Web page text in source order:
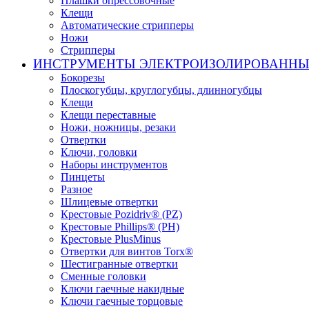
Клещи
Автоматические стрипперы
Ножи
Стрипперы
ИНСТРУМЕНТЫ
Бокорезы
Плоскогубцы, круглогубцы, длинногубцы
Клещи
Клещи переставные
Ножи, ножницы, резаки
Отвертки
Ключи, головки
Наборы инструментов
Пинцеты
Разное
Шлицевые отвертки
Крестовые Pozidriv® (PZ)
Крестовые Phillips® (PH)
Крестовые PlusMinus
Отвертки для винтов Torx®
Шестигранные отвертки
Сменные головки
Ключи гаечные накидные
Ключи гаечные торцовые